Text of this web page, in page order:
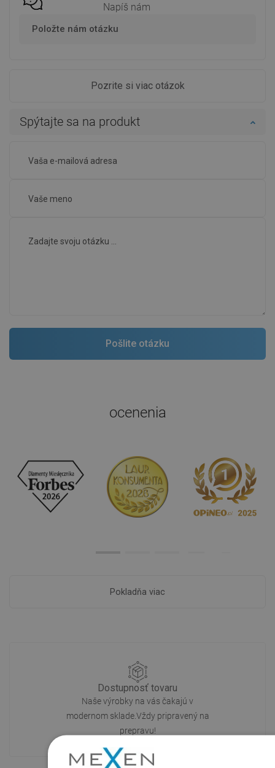
Napíš nám
Položte nám otázku
Pozrite si viac otázok
Spýtajte sa na produkt
ocenenia
Pokladňa viac
Dostupnosť tovaru
Naše výrobky na vás čakajú v
modernom sklade.Vždy pripravený na
prepravu!